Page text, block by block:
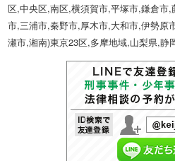
区,中央区,南区,横須賀市,平塚市,鎌倉市
市,三浦市,秦野市,厚木市,大和市,伊勢原
瀬市,湘南)東京23区,多摩地域,山梨県,